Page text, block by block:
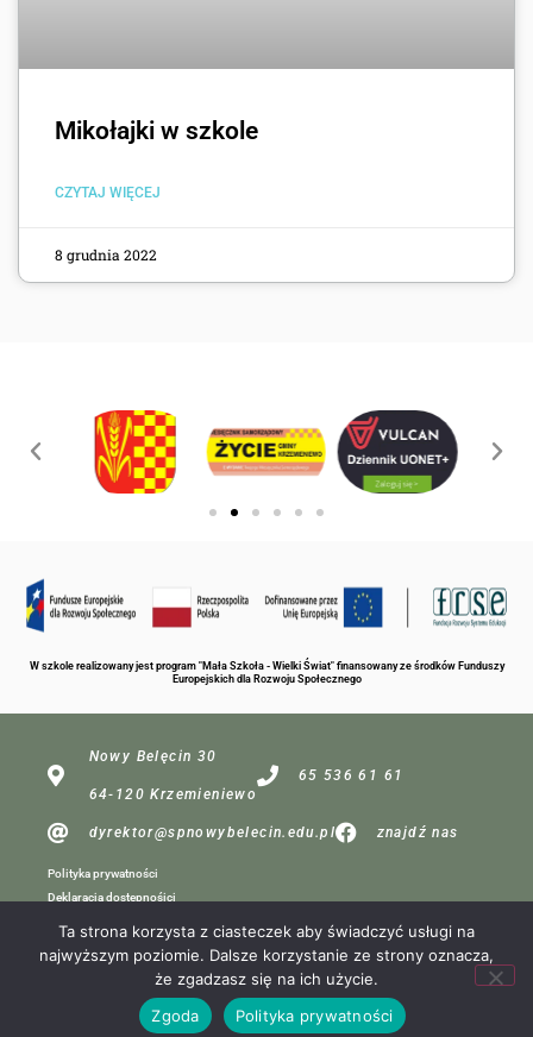
Mikołajki w szkole
CZYTAJ WIĘCEJ
8 grudnia 2022
W szkole realizowany jest program "Mała Szkoła - Wielki Świat" finansowany ze środków Funduszy
Europejskich dla Rozwoju Społecznego
Nowy Belęcin 30
64-120 Krzemieniewo
65 536 61 61
dyrektor@spnowybelecin.edu.pl znajdź nas
Polityka prywatności
Deklaracja dostępnośici
dla redakcji
MP Komputery
Ta strona korzysta z ciasteczek aby świadczyć usługi na
najwyższym poziomie. Dalsze korzystanie ze strony oznacza,
że zgadzasz się na ich użycie.
Zgoda
Polityka prywatności